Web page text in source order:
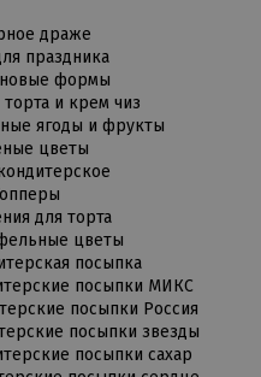
драже
праздника
формы
и крем чиз
ягоды и фрукты
цветы
для торта
цветы
посыпка
посыпки МИКС
посыпки Россия
посыпки звезды
посыпки сахар